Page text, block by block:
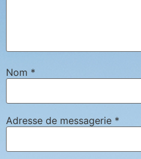
Nom *
Adresse de messagerie *